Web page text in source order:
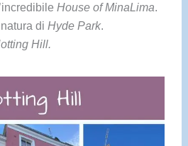
House of MinaLima.
di Hyde Park.
Hill.